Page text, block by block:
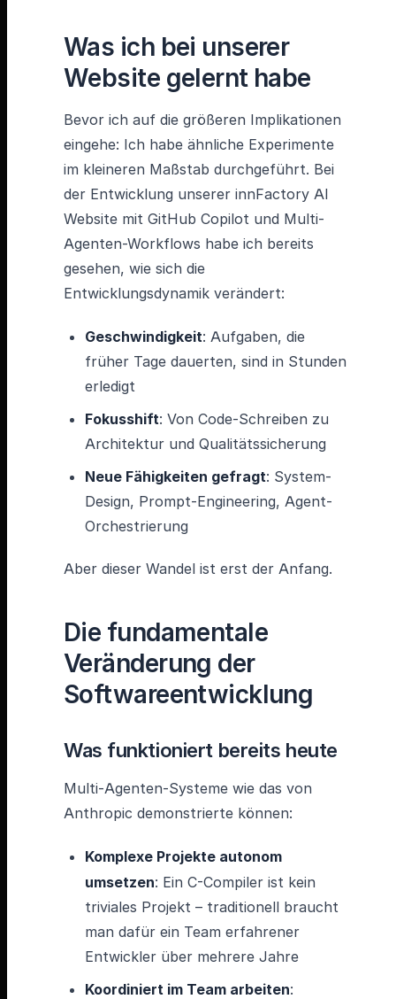
Was ich bei unserer
Website gelernt habe
Bevor ich auf die größeren Implikationen
eingehe: Ich habe ähnliche Experimente
im kleineren Maßstab durchgeführt. Bei
der Entwicklung unserer innFactory AI
Website mit GitHub Copilot und Multi-
Agenten-Workflows habe ich bereits
gesehen, wie sich die
Entwicklungsdynamik verändert:
Geschwindigkeit: Aufgaben, die
früher Tage dauerten, sind in Stunden
erledigt
Fokusshift: Von Code-Schreiben zu
Architektur und Qualitätssicherung
Neue Fähigkeiten gefragt: System-
Design, Prompt-Engineering, Agent-
Orchestrierung
Aber dieser Wandel ist erst der Anfang.
Die fundamentale
Veränderung der
Softwareentwicklung
Was funktioniert bereits heute
Multi-Agenten-Systeme wie das von
Anthropic demonstrierte können:
Komplexe Projekte autonom
umsetzen: Ein C-Compiler ist kein
triviales Projekt – traditionell braucht
man dafür ein Team erfahrener
Entwickler über mehrere Jahre
Koordiniert im Team arbeiten: